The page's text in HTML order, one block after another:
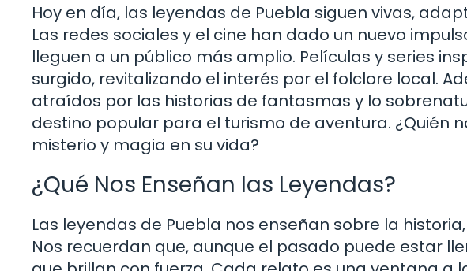
Hoy en día, las leyendas de Puebla siguen vivas,
Las redes sociales y el cine han dado un nuevo
lleguen a un público más amplio. Películas y series
surgido, revitalizando el interés por el folclore local.
atraídos por las historias de fantasmas y lo
destino popular para el turismo de aventura. ¿Quién
misterio y magia en su vida?
¿Qué Nos Enseñan las Leyendas?
Las leyendas de Puebla nos enseñan sobre la
Nos recuerdan que, aunque el pasado puede estar